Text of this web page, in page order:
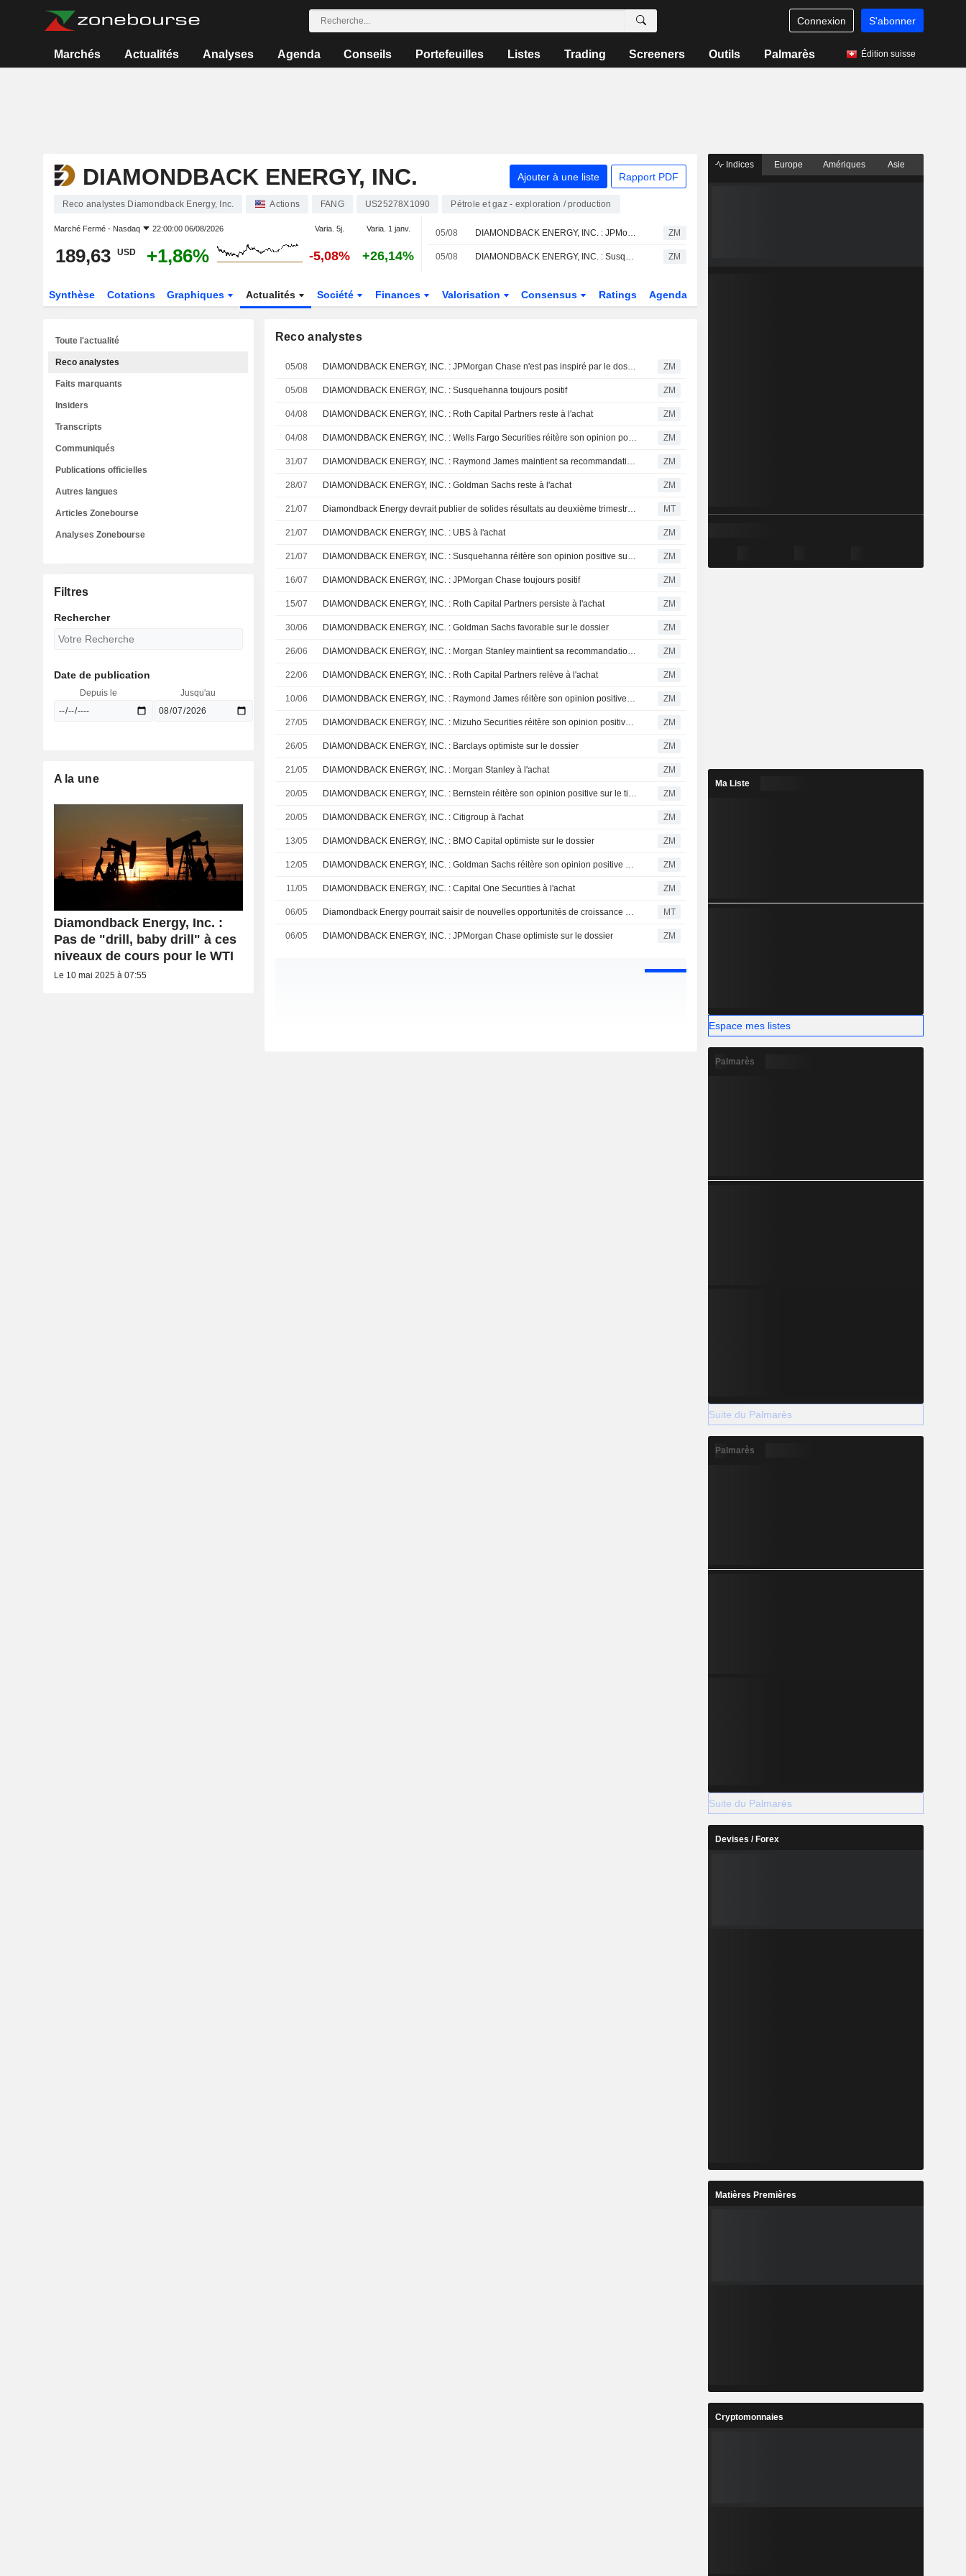
Connexion S'abonner
Marchés Actualités Analyses Agenda Conseils Portefeuilles Listes Trading Screeners Outils Palmarès Édition suisse
DIAMONDBACK ENERGY, INC. Ajouter à une liste Rapport PDF
Reco analystes Diamondback Energy, Inc. Actions FANG US25278X1090 Pétrole et gaz - exploration / production
Marché Fermé - Nasdaq 22:00:00 06/08/2026 Varia. 5j. Varia. 1 janv.
189,63 USD +1,86% -5,08% +26,14%
05/08 DIAMONDBACK ENERGY, INC. : JPMorgan Chase n'est pas inspiré par le dossier ZM
05/08 DIAMONDBACK ENERGY, INC. : Susquehanna toujours positif ZM
Synthèse Cotations Graphiques Actualités Société Finances Valorisation Consensus Ratings Agenda
Reco analystes
05/08 DIAMONDBACK ENERGY, INC. : JPMorgan Chase n'est pas inspiré par le dossier ZM
05/08 DIAMONDBACK ENERGY, INC. : Susquehanna toujours positif ZM
04/08 DIAMONDBACK ENERGY, INC. : Roth Capital Partners reste à l'achat ZM
04/08 DIAMONDBACK ENERGY, INC. : Wells Fargo Securities réitère son opinion positive sur le titre ZM
31/07 DIAMONDBACK ENERGY, INC. : Raymond James maintient sa recommandation à l'achat ZM
28/07 DIAMONDBACK ENERGY, INC. : Goldman Sachs reste à l'achat ZM
21/07 Diamondback Energy devrait publier de solides résultats au deuxième trimestre, selon UBS MT
21/07 DIAMONDBACK ENERGY, INC. : UBS à l'achat ZM
21/07 DIAMONDBACK ENERGY, INC. : Susquehanna réitère son opinion positive sur le titre ZM
16/07 DIAMONDBACK ENERGY, INC. : JPMorgan Chase toujours positif ZM
15/07 DIAMONDBACK ENERGY, INC. : Roth Capital Partners persiste à l'achat ZM
30/06 DIAMONDBACK ENERGY, INC. : Goldman Sachs favorable sur le dossier ZM
26/06 DIAMONDBACK ENERGY, INC. : Morgan Stanley maintient sa recommandation à l'achat ZM
22/06 DIAMONDBACK ENERGY, INC. : Roth Capital Partners relève à l'achat ZM
10/06 DIAMONDBACK ENERGY, INC. : Raymond James réitère son opinion positive sur le titre ZM
27/05 DIAMONDBACK ENERGY, INC. : Mizuho Securities réitère son opinion positive sur le titre ZM
26/05 DIAMONDBACK ENERGY, INC. : Barclays optimiste sur le dossier ZM
21/05 DIAMONDBACK ENERGY, INC. : Morgan Stanley à l'achat ZM
20/05 DIAMONDBACK ENERGY, INC. : Bernstein réitère son opinion positive sur le titre ZM
20/05 DIAMONDBACK ENERGY, INC. : Citigroup à l'achat ZM
13/05 DIAMONDBACK ENERGY, INC. : BMO Capital optimiste sur le dossier ZM
12/05 DIAMONDBACK ENERGY, INC. : Goldman Sachs réitère son opinion positive sur le titre ZM
11/05 DIAMONDBACK ENERGY, INC. : Capital One Securities à l'achat ZM
06/05 Diamondback Energy pourrait saisir de nouvelles opportunités de croissance si les cours du pétrole restent élevés, selon RBC MT
06/05 DIAMONDBACK ENERGY, INC. : JPMorgan Chase optimiste sur le dossier ZM
Toute l'actualité
Reco analystes
Faits marquants
Insiders
Transcripts
Communiqués
Publications officielles
Autres langues
Articles Zonebourse
Analyses Zonebourse
Filtres
Rechercher
Date de publication
Depuis le Jusqu'au
A la une
Diamondback Energy, Inc. :
Pas de "drill, baby drill" à ces
niveaux de cours pour le WTI
Le 10 mai 2025 à 07:55
Indices Europe Amériques Asie
Ma Liste
Espace mes listes
Palmarès
Suite du Palmarès
Palmarès
Suite du Palmarès
Devises / Forex
Matières Premières
Cryptomonnaies